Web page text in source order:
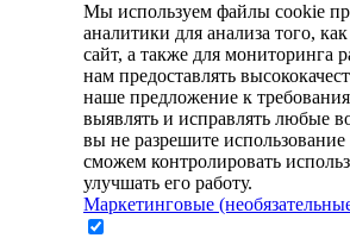
Мы используем файлы cookie
аналитики для анализа того,
сайт, а также для мониторинга
нам предоставлять
наше предложение к
выявлять и исправлять любые
вы не разрешите
сможем контролировать
улучшать его работу.
Маркетинговые